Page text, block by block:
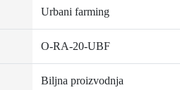
Urbani farming
O-RA-20-UBF
Biljna proizvodnja